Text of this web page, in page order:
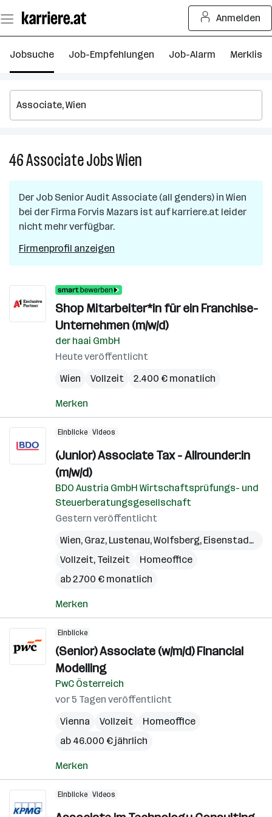
Seiteninhalt
springen
Anmelden
Jobsuche Job-Empfehlungen Job-Alarm Merkliste
46AssociateJobsWien
in
Wien
Der Job Senior Audit Associate (all genders) in Wien
bei der Firma Forvis Mazars ist auf karriere.at leider
nicht mehr verfügbar.
Firmenprofil anzeigen
Shop Mitarbeiter*in für ein Franchise-
Unternehmen (m/w/d)
der haai GmbH
Heute veröffentlicht
Wien
Vollzeit 2.400 € monatlich
Merken
Einblicke Videos
(Junior) Associate Tax - Allrounder:in
(m/w/d)
BDO Austria GmbH Wirtschaftsprüfungs- und
Steuerberatungsgesellschaft
Gestern veröffentlicht
Wien, Graz, Lustenau,Wolfsberg, Eisenstadt
Vollzeit, Teilzeit
Homeoffice
ab 2.700 € monatlich
Merken
Einblicke
(Senior) Associate (w/m/d) Financial
Modelling
PwC Österreich
vor 5 Tagen veröffentlicht
Vienna
Vollzeit
Homeoffice
ab 46.000 € jährlich
Merken
Einblicke Videos